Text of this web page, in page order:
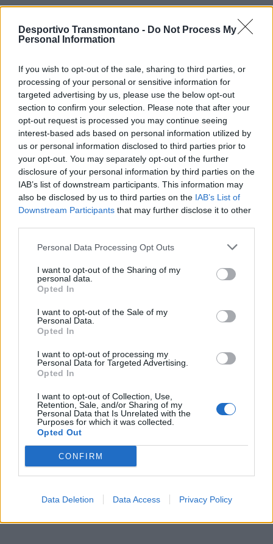
Desportivo Transmontano - Do Not Process My
Personal Information
If you wish to opt-out of the sale, sharing to third parties, or
processing of your personal or sensitive information for
targeted advertising by us, please use the below opt-out
section to confirm your selection. Please note that after your
opt-out request is processed you may continue seeing
interest-based ads based on personal information utilized by
us or personal information disclosed to third parties prior to
your opt-out. You may separately opt-out of the further
disclosure of your personal information by third parties on the
IAB’s list of downstream participants. This information may
also be disclosed by us to third parties on the IAB’s List of
Downstream Participants that may further disclose it to other
Personal Data Processing Opt Outs
I want to opt-out of the Sharing of my
personal data.
Opted In
I want to opt-out of the Sale of my
Personal Data.
Opted In
I want to opt-out of processing my
Personal Data for Targeted Advertising.
Opted In
I want to opt-out of Collection, Use,
Retention, Sale, and/or Sharing of my
Personal Data that Is Unrelated with the
Purposes for which it was collected.
Opted Out
CONFIRM
Data Deletion Data Access Privacy Policy
a conquista do título para os de Mondim de Basto.
Perdizes teve mais oportunidades, todavia a equipa forasteira
mostrou maior eficácia.
Jogo no Estádio Municipal da Lage, em Vilar de Perdizes.
Árbitro:Ricardo Pinto
Assistentes: Mauro Henriques e Gonçalo Leite
Ruizinho, Gonçalo (Tiago Pereira 17) e Martim.
Treinador:Dylan Teixeira
Mondinense: Salvador, Lapeira (Mini 78), Luís, Fraga (Miguel
83), João Pedro, Pedro Simão ©, Silva (Dani 83), Rafa, Torres,
Treinador:Zé Rui Moreira
Golos:1-0 Rafa Costa (8), 1-1 Rafa (35 pen.), 1-2 Miguel
(90+2).
Por Nuno Carvalho